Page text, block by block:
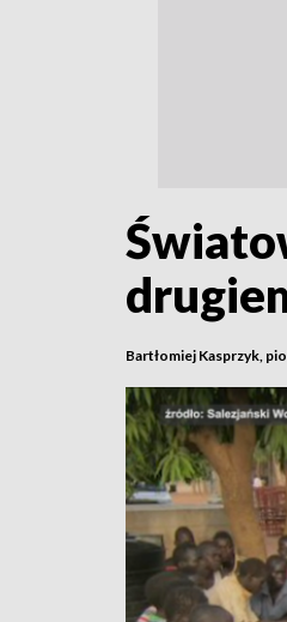
Bartłomiej Kasprzyk,